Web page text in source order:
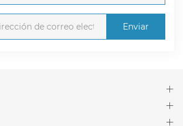
Enviar